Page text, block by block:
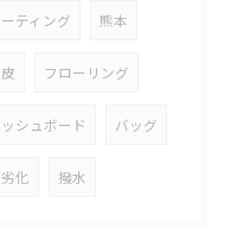
ティング 熊本
フローリング
シュボード バッグ
劣化 撥水